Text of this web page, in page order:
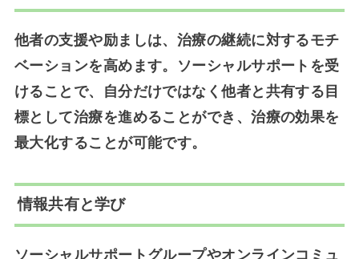
他者の支援や励ましは、治療の継続に対するモチ
ベーションを高めます。ソーシャルサポートを受
けることで、自分だけではなく他者と共有する目
標として治療を進めることができ、治療の効果を
最大化することが可能です。
情報共有と学び
ソーシャルサポートグループやオンラインコミュ